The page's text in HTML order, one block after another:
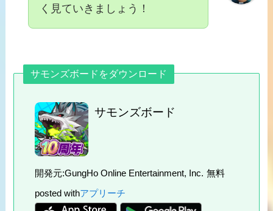
く見ていきましょう！
サモンズボードをダウンロード
サモンズボード
開発元:GungHo Online Entertainment, Inc. 無料
posted withアプリーチ